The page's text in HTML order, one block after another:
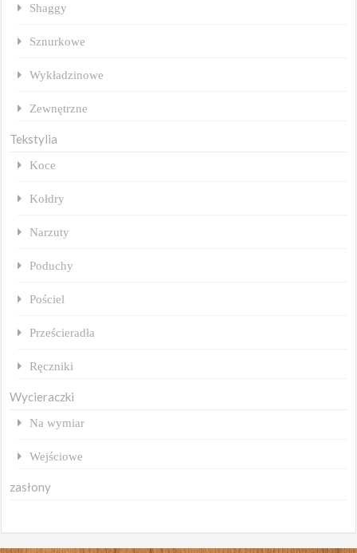
Shaggy
Sznurkowe
Wykładzinowe
Zewnętrzne
Tekstylia
Koce
Kołdry
Narzuty
Poduchy
Pościel
Prześcieradła
Ręczniki
Wycieraczki
Na wymiar
Wejściowe
zasłony